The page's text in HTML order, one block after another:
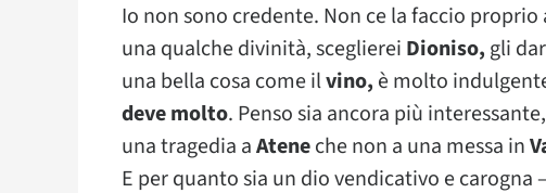
Io non sono credente. Non ce la faccio proprio
una qualche divinità, sceglierei Dioniso, gli
una bella cosa come ilvino, è molto
deve molto. Penso sia ancora più
una tragedia aAteneche non a una messa in
E per quanto sia un dio vendicativo e